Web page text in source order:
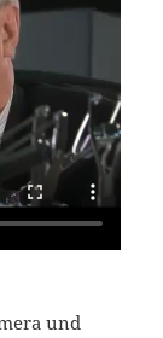
und